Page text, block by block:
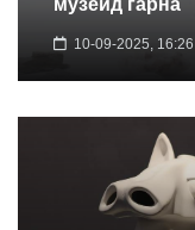
10-09-2025, 16:26